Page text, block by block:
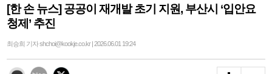
[한 손 뉴스] 공공이 재개발 초기 지원, 부산시 ‘입안요
청제’ 추진
최승희 기자 shchoi@kookje.co.kr | 2026.06.01 19:24